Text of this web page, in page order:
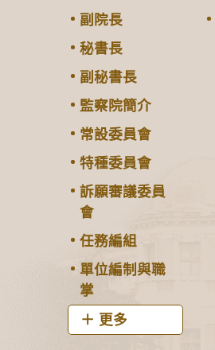
副院長
秘書長
副秘書長
監察院簡介
常設委員會
特種委員會
訴願審議委員
會
任務編組
單位編制與職
掌
更多